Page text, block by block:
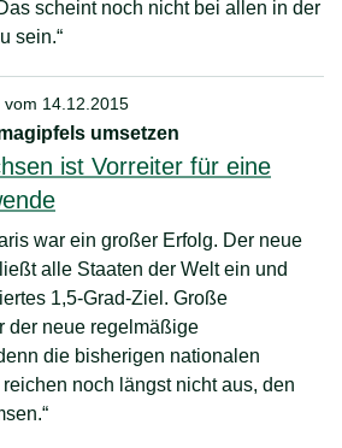
scheint noch nicht bei allen in der
sein.“
vom 14.12.2015
umsetzen
ist Vorreiter für eine
war ein großer Erfolg. Der neue
alle Staaten der Welt ein und
1,5-Grad-Ziel. Große
der neue regelmäßige
die bisherigen nationalen
noch längst nicht aus, den